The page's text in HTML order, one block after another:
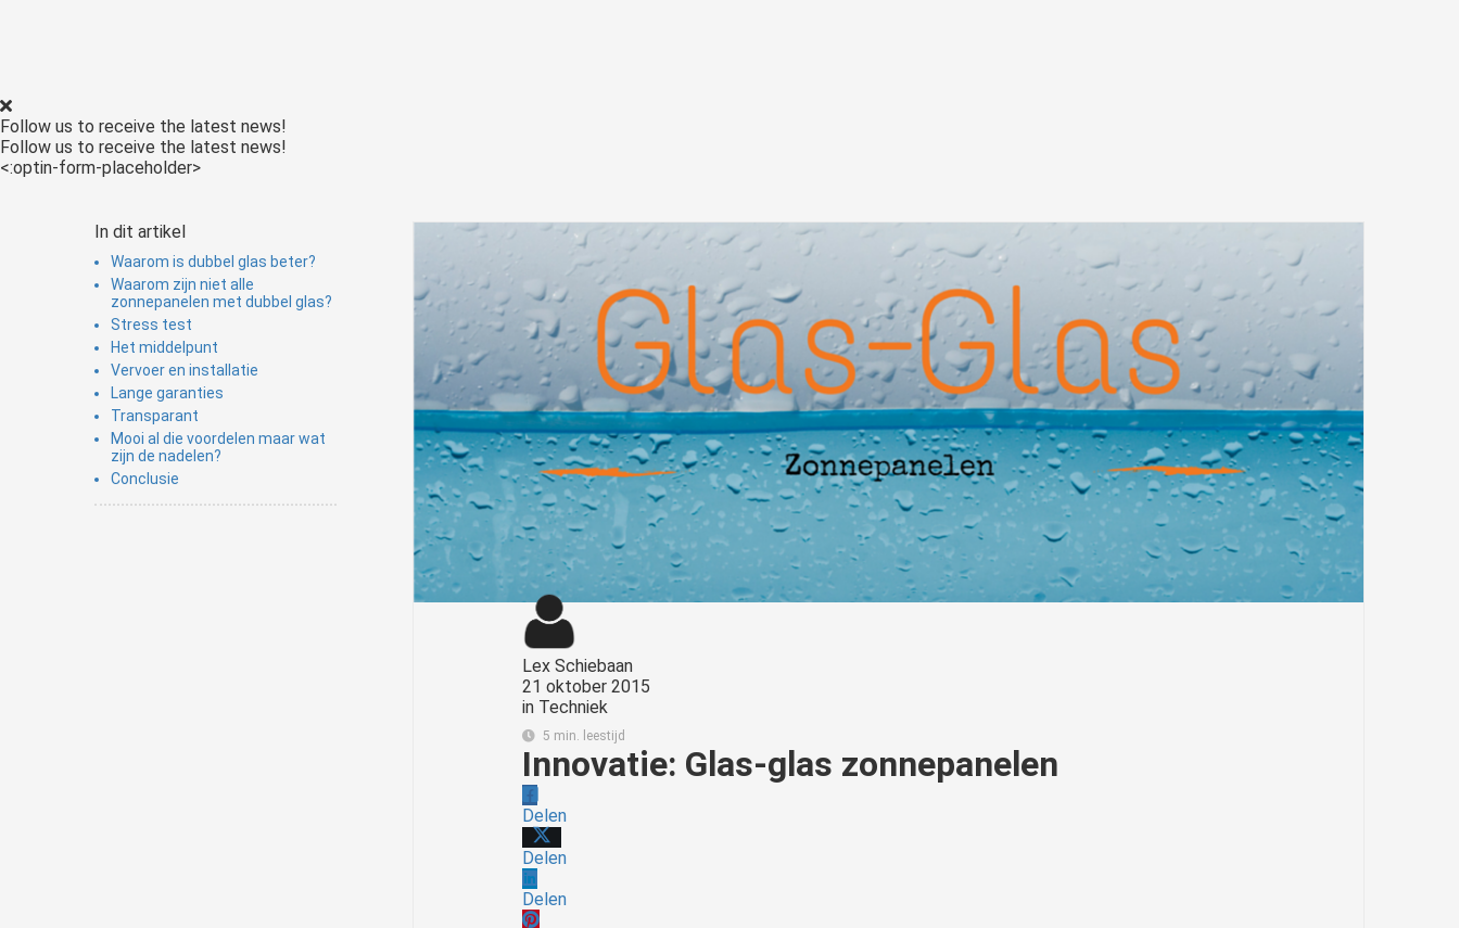
Follow us to receive the latest news!
Follow us to receive the latest news!
<:optin-form-placeholder>
In dit artikel
Waarom is dubbel glas beter?
Waarom zijn niet alle
zonnepanelen met dubbel glas?
Stress test
Het middelpunt
Vervoer en installatie
Lange garanties
Transparant
Mooi al die voordelen maar wat
zijn de nadelen?
Conclusie
Lex Schiebaan
21 oktober 2015
in Techniek
5 min. leestijd
Innovatie: Glas-glas zonnepanelen
Delen
Delen
Delen